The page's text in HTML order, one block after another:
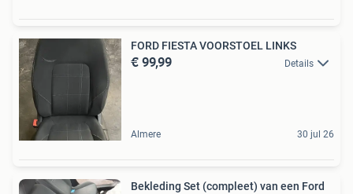
FORD FIESTA VOORSTOEL LINKS
€ 99,99 Details
Almere 30 jul 26
Bekleding Set (compleet) van een Ford